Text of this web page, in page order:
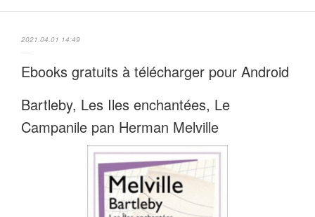
2021.04.01 14:49
Ebooks gratuits à télécharger pour Android
Bartleby, Les Iles enchantées, Le
Campanile pan Herman Melville